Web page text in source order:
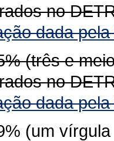
no
dada
(três e
no
dada
(um